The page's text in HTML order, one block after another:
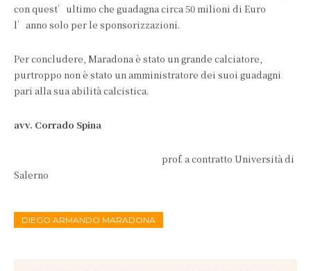
con quest’ultimo che guadagna circa 50 milioni di Euro
l’anno solo per le sponsorizzazioni.
Per concludere, Maradona è stato un grande calciatore,
purtroppo non è stato un amministratore dei suoi guadagni
pari alla sua abilità calcistica.
avv. Corrado Spina
prof. a contratto Università di
Salerno
DIEGO ARMANDO MARADONA